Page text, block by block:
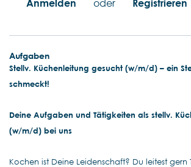
Anmelden
oder Registrieren
Aufgaben
Stellv. Küchenleitung gesucht (w/m/d) – ein
schmeckt!
Deine Aufgaben und Tätigkeiten als stellv.
(w/m/d) bei uns
Kochen ist Deine Leidenschaft? Du leitest gern